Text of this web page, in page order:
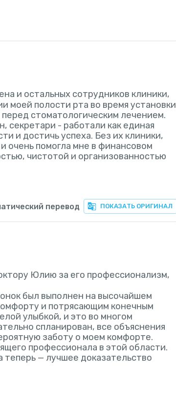
и остальных сотрудников клиники,
моей полости рта во время установки
стоматологическим лечением.
секретари - работали как единая
и достичь успеха. Без их клиники,
очень помогла мне в финансовом
чистотой и организованностью
ПОКАЗАТЬ ОРИГИНАЛ
перевод
Юлию за его профессионализм,
был выполнен на высочайшем
и потрясающим конечным
улыбкой, и это во многом
спланирован, все объяснения
заботу о моем комфорте.
профессионала в этой области.
— лучшее доказательство